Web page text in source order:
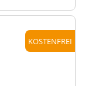
KOSTENFREI